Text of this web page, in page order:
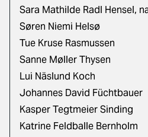
Sara Mathilde Radl Hensel,
Søren Niemi Helsø
Tue Kruse Rasmussen
Sanne Møller Thysen
Lui Näslund Koch
Johannes David Füchtbauer
Kasper Tegtmeier Sinding
Katrine Feldballe Bernholm